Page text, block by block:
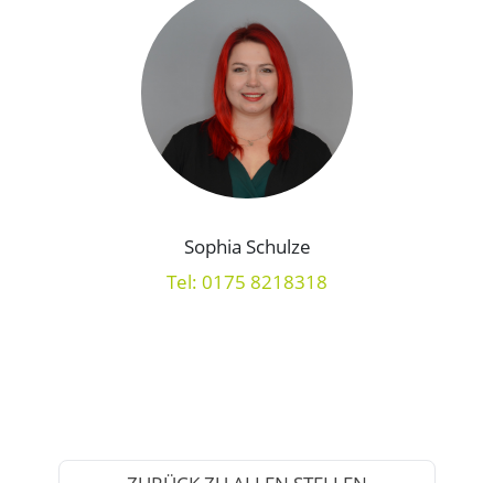
Sophia Schulze
Tel: 0175 8218318